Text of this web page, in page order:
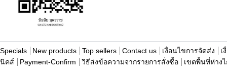
Specials New products Top sellers Contact us เงื่อนไขการจัดส่ง
เ
นิคส์
Payment-Confirm วิธีส่งข้อความจากรายการสั่งซื้อ เขตพื้นที่ห่าง